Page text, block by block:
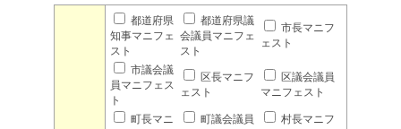
都道府県
知事マニフェ
スト
都道府県議
会議員マニフェ
スト
市長マニフ
ェスト
市議会議
員マニフェス
ト
区長マニフ
ェスト
区議会議員
マニフェスト
町長マニ
町議会議員
村長マニフ